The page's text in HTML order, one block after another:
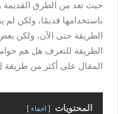
حيث تعد من الطرق القديمة
باستخدامها قديمًا، ولكن لم
الطريقة حتى الآن، ولكن
الطريقة للتعرف هل هم
المقال على أكثر من طريقة
المحتويات اخفاء